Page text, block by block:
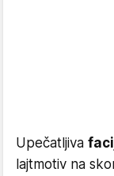
Upečatljiva
lajtmotiv na